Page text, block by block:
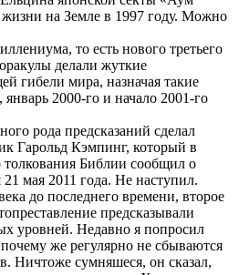
на Земле в 1997 году. Можно
то есть нового третьего
делали жуткие
гибели мира, назначая такие
январь 2000-го и начало 2001-го
рода предсказаний сделал
Гарольд Кэмпинг, который в
толкования Библии сообщил о
мая 2011 года. Не наступил.
до последнего времени, второе
предсказывали
уровней. Недавно я попросил
же регулярно не сбываются
Ничтоже сумняшеся, он сказал,